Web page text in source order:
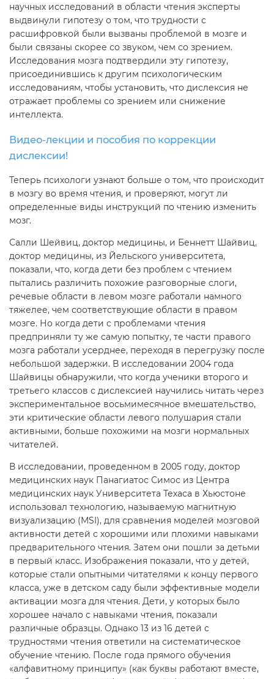
научных исследований в области чтения эксперты
выдвинули гипотезу о том, что трудности с
расшифровкой были вызваны проблемой в мозге и
были связаны скорее со звуком, чем со зрением.
Исследования мозга подтвердили эту гипотезу,
присоединившись к другим психологическим
исследованиям, чтобы установить, что дислексия не
отражает проблемы со зрением или снижение
интеллекта.
Видео-лекции и пособия по коррекции
дислексии!
Теперь психологи узнают больше о том, что происходит
в мозгу во время чтения, и проверяют, могут ли
определенные виды инструкций по чтению изменить
мозг.
Салли Шейвиц, доктор медицины, и Беннетт Шайвиц,
доктор медицины, из Йельского университета,
показали, что, когда дети без проблем с чтением
пытались различить похожие разговорные слоги,
речевые области в левом мозге работали намного
тяжелее, чем соответствующие области в правом
мозге. Но когда дети с проблемами чтения
предприняли ту же самую попытку, те части правого
мозга работали усерднее, переходя в перегрузку после
небольшой задержки. В исследовании 2004 года
Шайвицы обнаружили, что когда ученики второго и
третьего классов с дислексией научились читать через
экспериментальное восьмимесячное вмешательство,
эти критические области левого полушария стали
активными, больше похожими на мозги нормальных
читателей.
В исследовании, проведенном в 2005 году, доктор
медицинских наук Панагиатос Симос из Центра
медицинских наук Университета Техаса в Хьюстоне
использовал технологию, называемую магнитную
визуализацию (MSI), для сравнения моделей мозговой
активности детей с хорошими или плохими навыками
предварительного чтения. Затем они пошли за детьми
в первый класс. Изображения показали, что у детей,
которые стали опытными читателями к концу первого
класса, уже в детском саду были эффективные модели
активации мозга для чтения. Дети, у которых было
хорошее начало с навыками чтения, показали
различные образцы. Однако 13 из 16 детей с
трудностями чтения ответили на систематическое
обучение чтению. После года прямого обучения
«алфавитному принципу» (как буквы работают вместе,